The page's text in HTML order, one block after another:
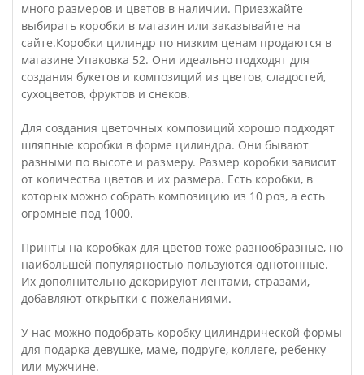
много размеров и цветов в наличии. Приезжайте
выбирать коробки в магазин или заказывайте на
сайте.Коробки цилиндр по низким ценам продаются в
магазине Упаковка 52. Они идеально подходят для
создания букетов и композиций из цветов, сладостей,
сухоцветов, фруктов и снеков.
Для создания цветочных композиций хорошо подходят
шляпные коробки в форме цилиндра. Они бывают
разными по высоте и размеру. Размер коробки зависит
от количества цветов и их размера. Есть коробки, в
которых можно собрать композицию из 10 роз, а есть
огромные под 1000.
Принты на коробках для цветов тоже разнообразные, но
наибольшей популярностью пользуются однотонные.
Их дополнительно декорируют лентами, стразами,
добавляют открытки с пожеланиями.
У нас можно подобрать коробку цилиндрической формы
для подарка девушке, маме, подруге, коллеге, ребенку
или мужчине.